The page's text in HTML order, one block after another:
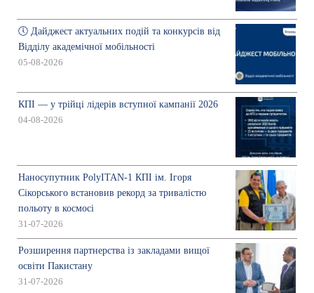
🕔 Дайджест актуальних подій та конкурсів від
Відділу академічної мобільності
05-08-2026
КПІ — у трійці лідерів вступної кампанії 2026
04-08-2026
Наносупутник PolyITAN-1 КПІ ім. Ігоря
Сікорського встановив рекорд за тривалістю
польоту в космосі
31-07-2026
Розширення партнерства із закладами вищої
освіти Пакистану
31-07-2026